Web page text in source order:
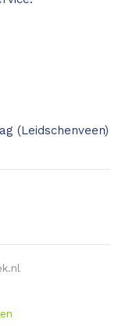
(Leidschenveen)